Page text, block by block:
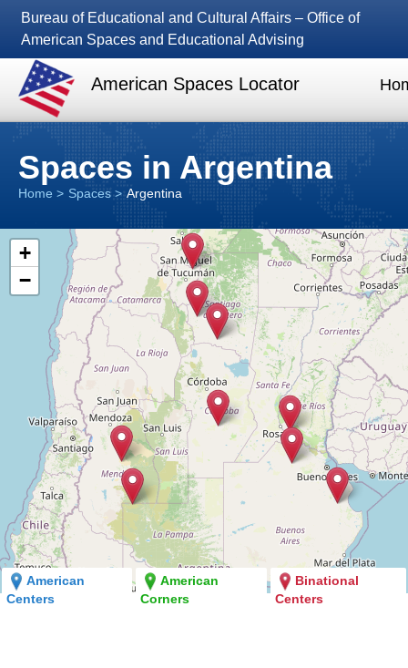
Bureau of Educational and Cultural Affairs – Office of
American Spaces and Educational Advising
American Spaces Locator
Spaces in Argentina
Home Spaces Argentina
+
−
American
Centers
American
Corners
Binational
Centers